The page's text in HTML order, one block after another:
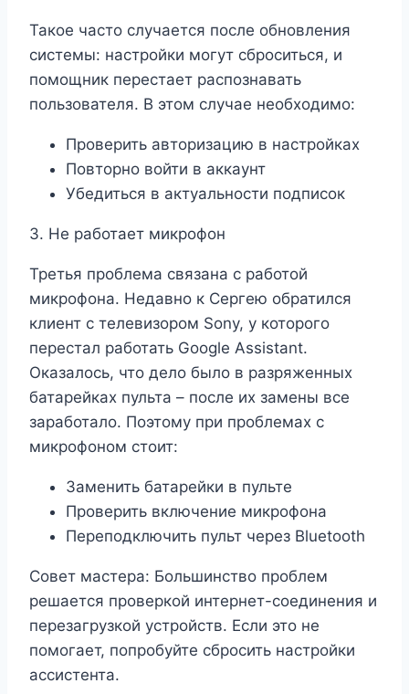
Такое часто случается после обновления
системы: настройки могут сброситься, и
помощник перестает распознавать
пользователя. В этом случае необходимо:
Проверить авторизацию в настройках
Повторно войти в аккаунт
Убедиться в актуальности подписок
3. Не работает микрофон
Третья проблема связана с работой
микрофона. Недавно к Сергею обратился
клиент с телевизором Sony, у которого
перестал работать Google Assistant.
Оказалось, что дело было в разряженных
батарейках пульта – после их замены все
заработало. Поэтому при проблемах с
микрофоном стоит:
Заменить батарейки в пульте
Проверить включение микрофона
Переподключить пульт через Bluetooth
Совет мастера: Большинство проблем
решается проверкой интернет-соединения и
перезагрузкой устройств. Если это не
помогает, попробуйте сбросить настройки
ассистента.